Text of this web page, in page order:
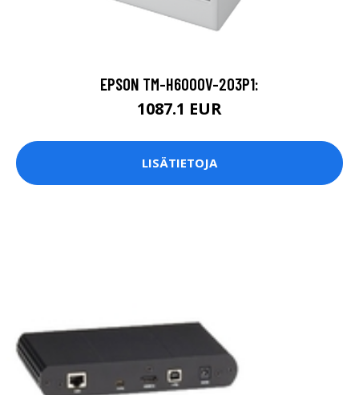
EPSON TM-H6000V-203P1:
1087.1 EUR
LISÄTIETOJA